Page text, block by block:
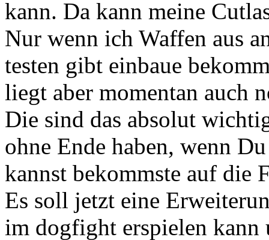
kann. Da kann meine
Nur wenn ich Waffen aus
testen gibt einbaue
liegt aber momentan auch
Die sind das absolut
ohne Ende haben, wenn
kannst bekommste auf die
Es soll jetzt eine
im dogfight erspielen